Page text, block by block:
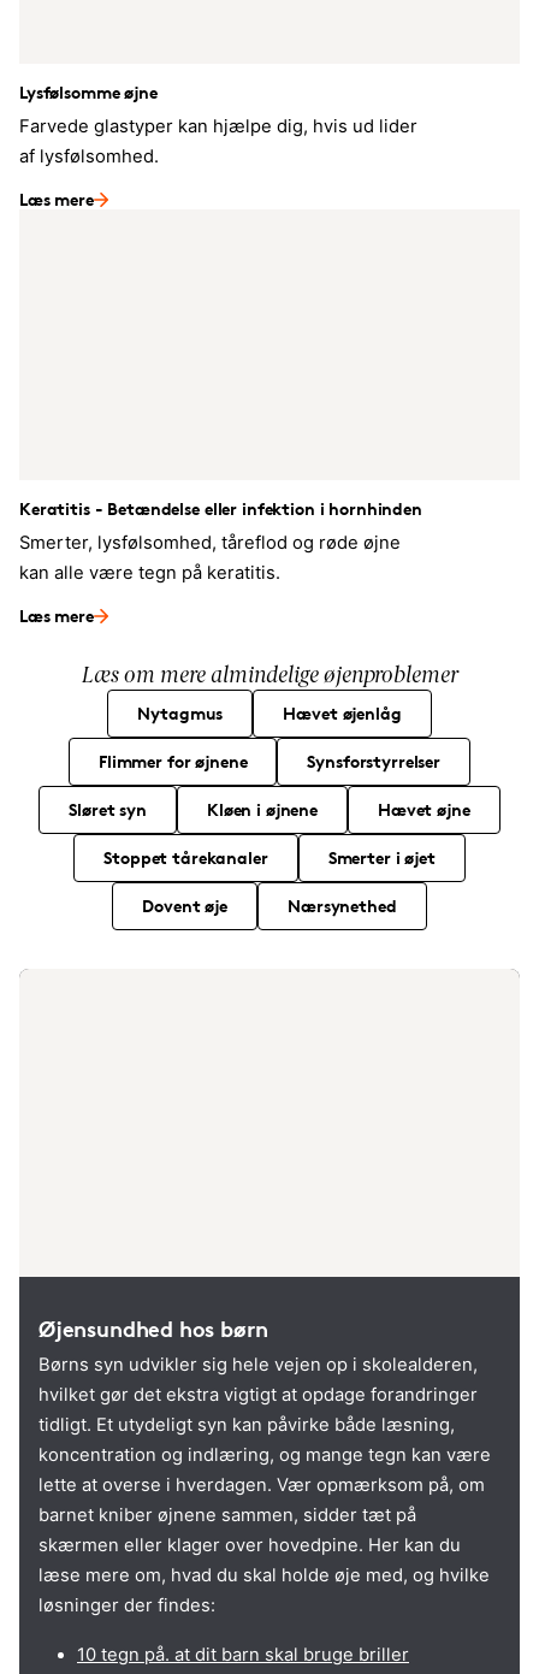
Lysfølsomme øjne
Farvede glastyper kan hjælpe dig, hvis ud lider
af lysfølsomhed.
Læs mere
Keratitis - Betændelse eller infektion i hornhinden
Smerter, lysfølsomhed, tåreflod og røde øjne
kan alle være tegn på keratitis.
Læs mere
Læs om mere almindelige øjenproblemer
Nytagmus Hævet øjenlåg
Flimmer for øjnene Synsforstyrrelser
Sløret syn Kløen i øjnene Hævet øjne
Stoppet tårekanaler Smerter i øjet
Dovent øje Nærsynethed
Øjensundhed hos børn
Børns syn udvikler sig hele vejen op i skolealderen,
hvilket gør det ekstra vigtigt at opdage forandringer
tidligt. Et utydeligt syn kan påvirke både læsning,
koncentration og indlæring, og mange tegn kan være
lette at overse i hverdagen. Vær opmærksom på, om
barnet kniber øjnene sammen, sidder tæt på
skærmen eller klager over hovedpine. Her kan du
læse mere om, hvad du skal holde øje med, og hvilke
løsninger der findes:
10 tegn på. at dit barn skal bruge briller